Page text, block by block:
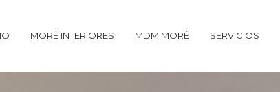
MORÉ INTERIORES MDM MORÉ SERVICIOS